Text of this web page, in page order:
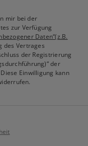
mir bei der
zur Verfügung
Daten“(z.B.
des Vertrages
der Registrierung
der
Einwilligung kann